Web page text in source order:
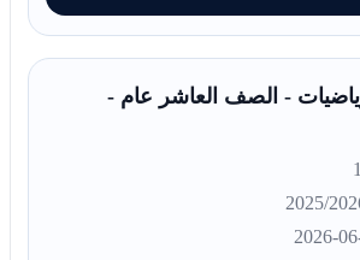
- الصف العاشر عام -